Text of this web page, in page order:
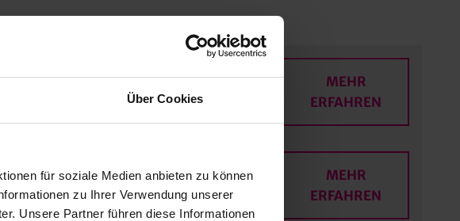
Über Cookies
für soziale Medien anbieten zu können
zu Ihrer Verwendung unserer
Unsere Partner führen diese Informationen
MEHR
ERFAHREN
MEHR
ERFAHREN